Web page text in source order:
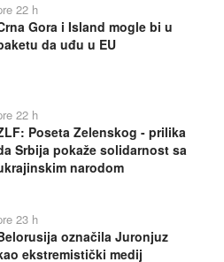
22 h
Gora i Island mogle bi u
da uđu u EU
22 h
Poseta Zelenskog - prilika
Srbija pokaže solidarnost sa
narodom
23 h
označila Juronjuz
ekstremistički medij